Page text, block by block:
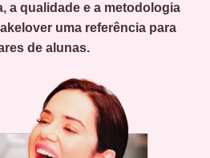
a qualidade e a metodologia
uma referência para
de alunas.